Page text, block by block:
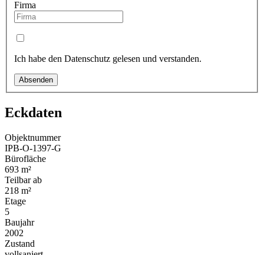
Firma
Ich habe den Datenschutz gelesen und verstanden.
Absenden
Eckdaten
Objektnummer
IPB-O-1397-G
Bürofläche
693 m²
Teilbar ab
218 m²
Etage
5
Baujahr
2002
Zustand